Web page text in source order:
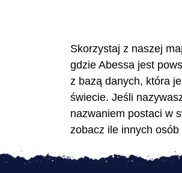
Skorzystaj z naszej
gdzie Abessa jest
z bazą danych, która
świecie. Jeśli
nazwaniem postaci w
zobacz ile innych